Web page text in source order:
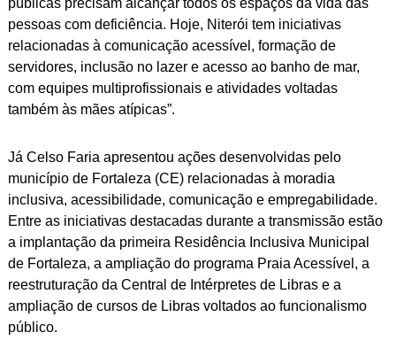
pessoas com deficiência. Hoje, Niterói tem iniciativas
relacionadas à comunicação acessível, formação de
servidores, inclusão no lazer e acesso ao banho de mar,
com equipes multiprofissionais e atividades voltadas
também às mães atípicas”.
Já Celso Faria apresentou ações desenvolvidas pelo
município de Fortaleza (CE) relacionadas à moradia
inclusiva, acessibilidade, comunicação e empregabilidade.
Entre as iniciativas destacadas durante a transmissão estão
a implantação da primeira Residência Inclusiva Municipal
de Fortaleza, a ampliação do programa Praia Acessível, a
reestruturação da Central de Intérpretes de Libras e a
ampliação de cursos de Libras voltados ao funcionalismo
público.